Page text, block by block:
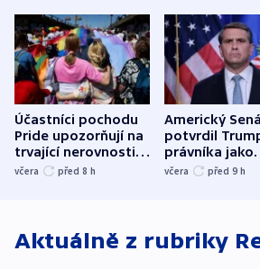
Účastníci pochodu
Pride upozorňují na
trvající nerovnosti i
společenskou
včera před 8 h
Americký
potvrdil
právníka jako
ministra
včera před 9 h
Aktuálně z rubriky